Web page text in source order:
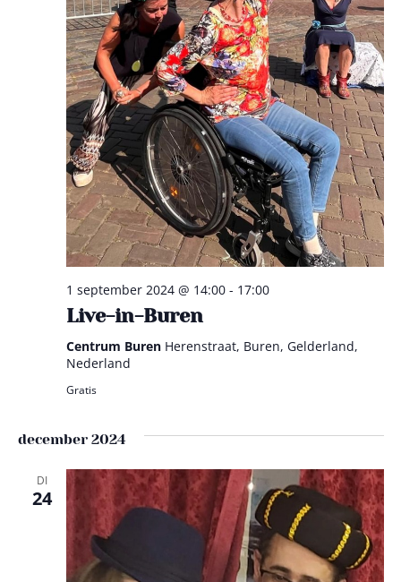
Live-in-Buren
1 september 2024 @ 14:00- 17:00
Centrum Buren Herenstraat, Buren, Gelderland,
Nederland
Gratis
december 2024
DI
24